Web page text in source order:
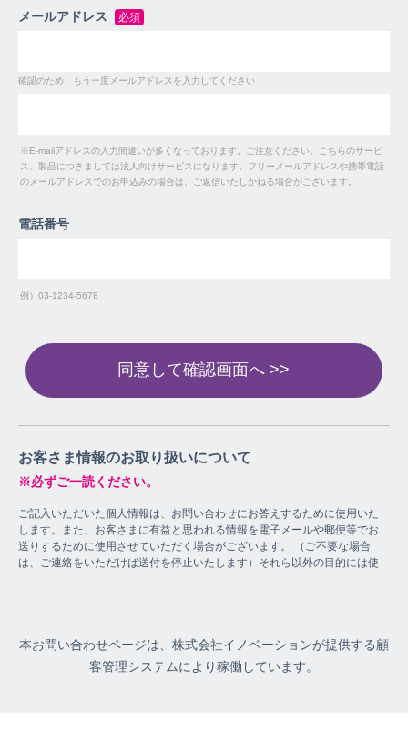
メールアドレス
※E-mailアドレスの入力間違いが多くなっております。ご注意ください。こちらのサービ
ス、製品につきましては法人向けサービスになります。フリーメールアドレスや携帯電話
のメールアドレスでのお申込みの場合は、ご返信いたしかねる場合がございます。
電話番号
例）03-1234-5678
お客さま情報のお取り扱いについて
※必ずご一読ください。
ご記入いただいた個人情報は、お問い合わせにお答えするために使用いた
します。また、お客さまに有益と思われる情報を電子メールや郵便等でお
送りするために使用させていただく場合がございます。 （ご不要な場合
は、ご連絡をいただけば送付を停止いたします）それら以外の目的には使
確認ください。
本お問い合わせページは、株式会社イノベーションが提供する顧
客管理システムにより稼働しています。